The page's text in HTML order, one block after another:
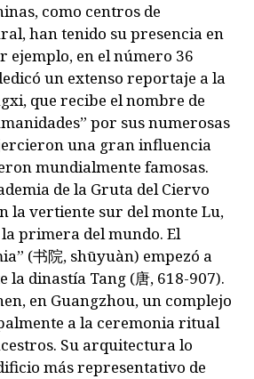
como centros de
han tenido su presencia en
ejemplo, en el número 36
un extenso reportaje a la
que recibe el nombre de
por sus numerosas
una gran influencia
mundialmente famosas.
de la Gruta del Ciervo
la vertiente sur del monte Lu,
primera del mundo. El
(书院, shūyuàn) empezó a
la dinastía Tang (唐, 618-907).
en Guangzhou, un complejo
a la ceremonia ritual
Su arquitectura lo
más representativo de